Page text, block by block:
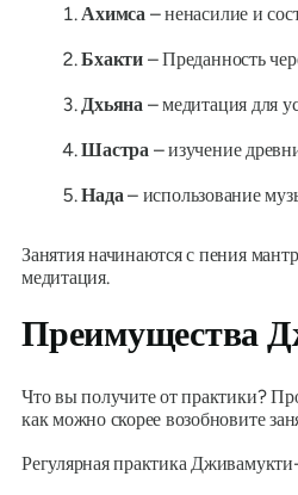
Ахимса– ненасилие и
Бхакти– Преданность
Дхьяна– медитация для
Шастра– изучение
Нада– использование
Занятия начинаются с пения
медитация.
Преимущества
Что вы получите от практики?
как можно скорее возобновите
Регулярная практика